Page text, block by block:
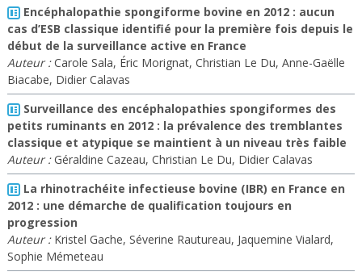
Encéphalopathie spongiforme bovine en 2012 : aucun
cas d’ESB classique identifié pour la première fois depuis le
début de la surveillance active en France
Auteur :Carole Sala, Éric Morignat, Christian Le Du, Anne-Gaëlle
Biacabe, Didier Calavas
Surveillance des encéphalopathies spongiformes des
petits ruminants en 2012 : la prévalence des tremblantes
classique et atypique se maintient à un niveau très faible
Auteur :Géraldine Cazeau, Christian Le Du, Didier Calavas
La rhinotrachéite infectieuse bovine (IBR) en France en
2012 : une démarche de qualification toujours en
progression
Auteur :Kristel Gache, Séverine Rautureau, Jaquemine Vialard,
Sophie Mémeteau